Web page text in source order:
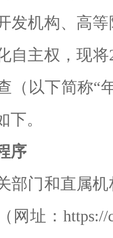
发机构、高
自主权，现
（以下简称“
。
序
门和直属机
网址：https://